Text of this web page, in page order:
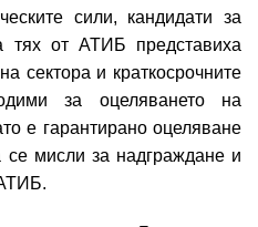
сили, кандидати за
тях от АТИБ представиха
сектора и краткосрочните
за оцеляването на
е гарантирано оцеляване
мисли за надграждане и